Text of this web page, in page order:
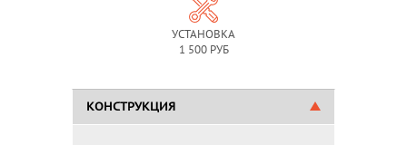
УСТАНОВКА
1 500 РУБ
КОНСТРУКЦИЯ